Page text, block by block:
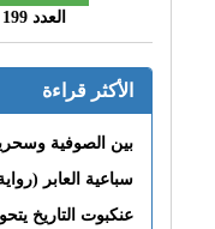
العدد 199 - 2026 Jul
الأكثر قراءة
بين الصوفية
سباعية العابر